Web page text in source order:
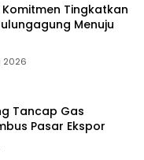
Tingkatkan
Menuju
2026
Tancap Gas
Pasar Ekspor